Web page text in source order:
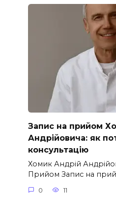
Запис на прийом
Андрійовича: як
консультацію
Хомик Андрій
Прийом Запис на
0 11